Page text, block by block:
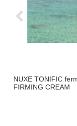
NUXE TONIFIC
FIRMING CREAM